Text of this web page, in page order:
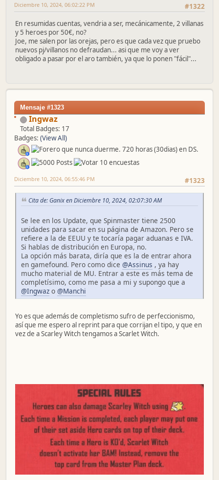
#1322
Diciembre 10, 2024, 06:02:22 PM
En resumidas cuentas, vendria a ser, mecánicamente, 2 villanas
y 5 heroes por 50€, no?
Joe, me salen por las orejas, pero es que cada vez que pruebo
nuevos pj/villanos no defraudan... asi que me voy a ver
obligado a pasar por el aro también, ya que lo ponen "fácil"...
Mensaje #1323
Ingwaz
Total Badges: 17
Badges: (View All)
#1323
Diciembre 10, 2024, 06:55:46 PM
Cita de: Ganix en Diciembre 10, 2024, 02:07:30 AM
Se lee en los Update, que Spinmaster tiene 2500
unidades para sacar en su página de Amazon. Pero se
refiere a la de EEUU y te tocaría pagar aduanas e IVA.
Si hablas de distribución en Europa, no.
La opción más barata, diría que es la de entrar ahora
en gamefound. Pero como dice @Assinus , ya hay
mucho material de MU. Entrar a este es más tema de
completísimo, como me pasa a mi y supongo que a
@Ingwaz o @Manchi
Yo es que además de completismo sufro de perfeccionismo,
así que me espero al reprint para que corrijan el tipo, y que en
vez de a Scarley Witch tengamos a Scarlet Witch.